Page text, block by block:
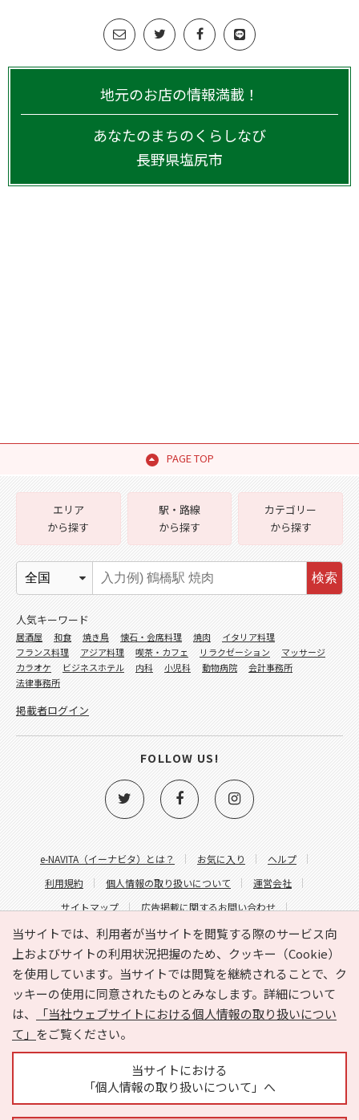
地元のお店の情報満載！
あなたのまちのくらしなび
長野県塩尻市
PAGE TOP
当サイトでは、利用者が当サイトを閲覧する際のサービス向
上およびサイトの利用状況把握のため、クッキー（Cookie）
を使用しています。当サイトでは閲覧を継続されることで、ク
ッキーの使用に同意されたものとみなします。詳細について
は、
「当社ウェブサイトにおける個人情報の取り扱いについ
て」 をご覧ください。
当サイトにおける
「個人情報の取り扱いについて」へ
e-NAVITA（イーナビタ）とは？ お気に入り
ヘルプ
利用規約
個人情報の取り扱いについて
運営会社
サイトマップ
広告掲載に関するお問い合わせ
サイトの内容に関するお問い合わせ
エリア
から探す
駅・路線
から探す
カテゴリー
から探す
検索
人気キーワード
居酒屋 和食 焼き鳥 懐石・会席料理 焼肉
イタリア料理
フランス料理
アジア料理 喫茶・カフェ リラクゼーション
マッサージ
カラオケ
ビジネスホテル 内科 小児科 動物病院
会計事務所
法律事務所
掲載者ログイン
FOLLOW US!
Copyright © HYOJITO.Co.,Ltd. All Rights Reserved.